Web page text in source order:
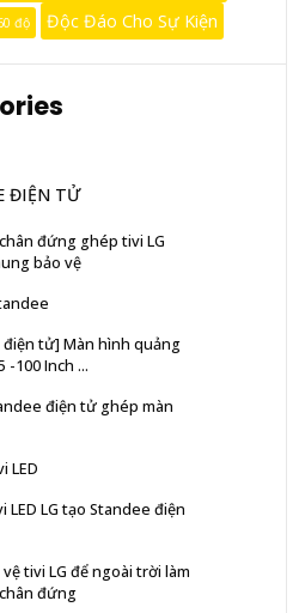
độ Độc Đáo Cho Sự Kiện
ĐIỆN TỬ
đứng ghép tivi LG
bảo vệ
điện tử] Màn hình quảng
-100 Inch ...
điện tử ghép màn
LED
LED LG tạo Standee điện
tivi LG để ngoài trời làm
đứng